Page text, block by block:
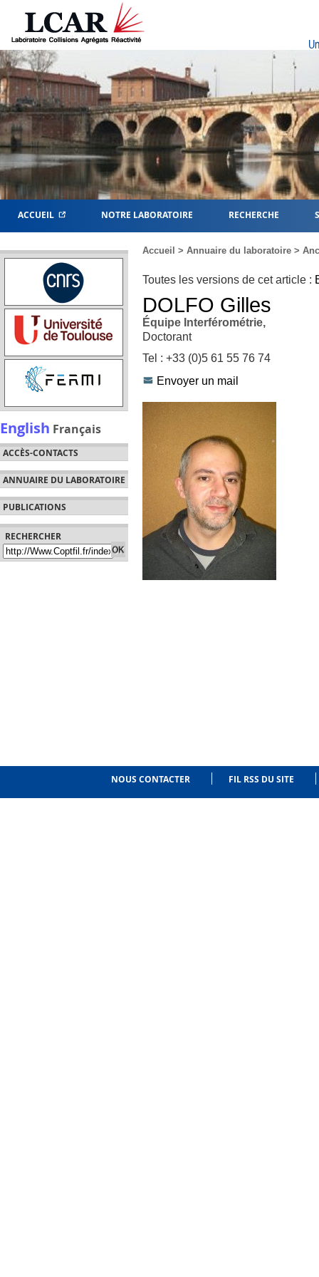
ACCUEIL NOTRE LABORATOIRE RECHERCHE
English Français
ACCÈS-CONTACTS
ANNUAIRE DU LABORATOIRE
PUBLICATIONS
RECHERCHER
Accueil > Annuaire du laboratoire >
Toutes les versions de cet article :
DOLFO Gilles
Équipe Interférométrie,
Doctorant
Tel : +33 (0)5 61 55 76 74
Envoyer un mail
NOUS CONTACTER FIL RSS DU SITE